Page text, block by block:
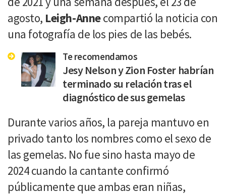
agosto, Leigh-Annecompartió la noticia con
una fotografía de los pies de las bebés.
Te recomendamos
Jesy Nelson y Zion Foster habrían
terminado su relación tras el
diagnóstico de sus gemelas
Durante varios años, la pareja mantuvo en
privado tanto los nombres como el sexo de
las gemelas. No fue sino hasta mayo de
2024 cuando la cantante confirmó
públicamente que ambas eran niñas,